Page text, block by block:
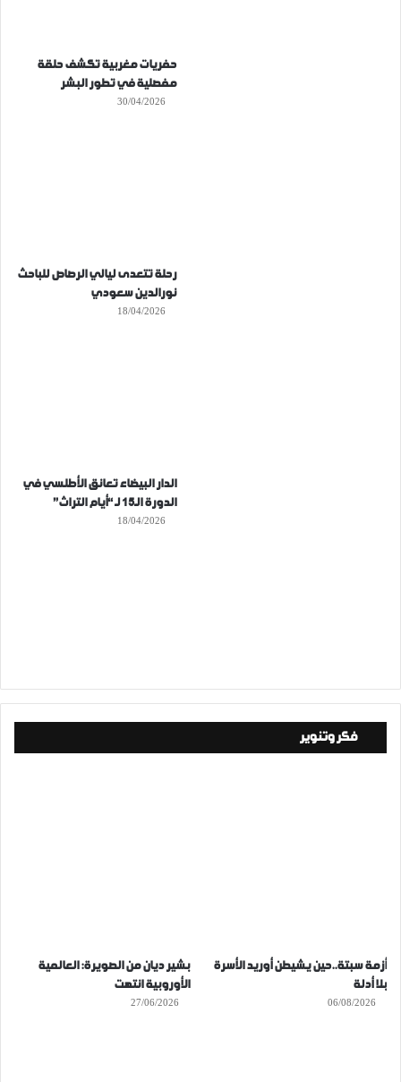
حفريات مغربية تكشف حلقة
مفصلية في تطور البشر
30/04/2026
رحلة تتعدى ليالي الرصاص للباحث
نورالدين سعودي
18/04/2026
الدار البيضاء تعانق الأطلسي في
الدورة الـ15 لـ “أيام التراث”
18/04/2026
فكر وتنوير
أزمة سبتة..حين يشيطن أوريد الأسرة
بلا أدلة
06/08/2026
بشير ديان من الصويرة: العالمية
الأوروبية انتهت
27/06/2026